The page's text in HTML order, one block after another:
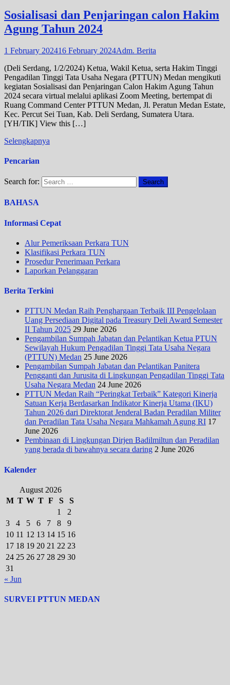
Sosialisasi dan Penjaringan calon Hakim
Agung Tahun 2024
1 February 202416 February 2024Adm. Berita
(Deli Serdang, 1/2/2024) Ketua, Wakil Ketua, serta Hakim Tinggi
Pengadilan Tinggi Tata Usaha Negara (PTTUN) Medan mengikuti
kegiatan Sosialisasi dan Penjaringan Calon Hakim Agung Tahun
2024 secara virtual melalui aplikasi Zoom Meeting, bertempat di
Ruang Command Center PTTUN Medan, Jl. Peratun Medan Estate,
Kec. Percut Sei Tuan, Kab. Deli Serdang, Sumatera Utara.
[YH/TIK] View this […]
Selengkapnya
Pencarian
Search for:
BAHASA
Informasi Cepat
Alur Pemeriksaan Perkara TUN
Klasifikasi Perkara TUN
Prosedur Penerimaan Perkara
Laporkan Pelanggaran
Berita Terkini
PTTUN Medan Raih Penghargaan Terbaik III Pengelolaan
Uang Persediaan Digital pada Treasury Deli Award Semester
II Tahun 2025 29 June 2026
Pengambilan Sumpah Jabatan dan Pelantikan Ketua PTUN
Sewilayah Hukum Pengadilan Tinggi Tata Usaha Negara
(PTTUN) Medan 25 June 2026
Pengambilan Sumpah Jabatan dan Pelantikan Panitera
Pengganti dan Jurusita di Lingkungan Pengadilan Tinggi Tata
Usaha Negara Medan 24 June 2026
PTTUN Medan Raih “Peringkat Terbaik” Kategori Kinerja
Satuan Kerja Berdasarkan Indikator Kinerja Utama (IKU)
Tahun 2026 dari Direktorat Jenderal Badan Peradilan Militer
dan Peradilan Tata Usaha Negara Mahkamah Agung RI 17
June 2026
Pembinaan di Lingkungan Dirjen Badilmiltun dan Peradilan
yang berada di bawahnya secara daring 2 June 2026
Kalender
August 2026
M T W T F S
S
1
2
3
4 5 6 7 8
9
10 11 12 13 14 15 16
17 18 19 20 21 22 23
24 25 26 27 28 29 30
31
« Jun
SURVEI PTTUN MEDAN